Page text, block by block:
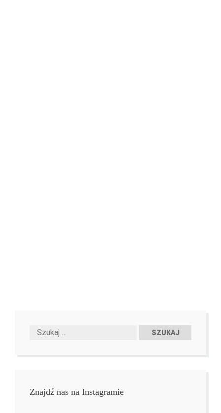
Znajdź nas na Instagramie